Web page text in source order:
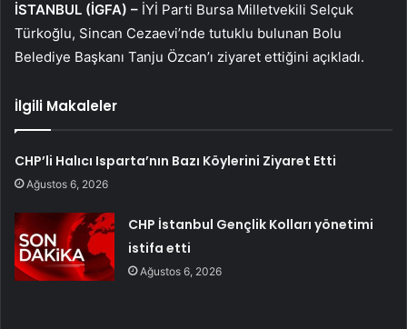
İSTANBUL (İGFA) – İYİ Parti Bursa Milletvekili Selçuk
Türkoğlu, Sincan Cezaevi’nde tutuklu bulunan Bolu
Belediye Başkanı Tanju Özcan’ı ziyaret ettiğini açıkladı.
İlgili Makaleler
CHP’li Halıcı Isparta’nın Bazı Köylerini Ziyaret Etti
Ağustos 6, 2026
CHP İstanbul Gençlik Kolları yönetimi
istifa etti
Ağustos 6, 2026